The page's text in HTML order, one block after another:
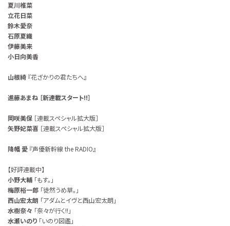
夏川椎菜
立花日菜
鈴木愛奈
石原夏織
伊藤美来
小日向美香
山根綺 『花ざかりの君たちへ』
進藤あまね ［新連載スタート!!］
岡咲美保 ［連載スペシャル拡大版］
矢野妃菜喜 ［連載スペシャル拡大版］
降幡 愛 『声優新幹線 the RADIO』
【好評連載中】
小野大輔 「もす。」
梅原裕一郎 「徒然うめ草。」
西山宏太朗 「アダムとイヴと西山宏太朗」
水樹奈々 「奈々が行く!!」
水瀬いのり 「いのり図鑑」